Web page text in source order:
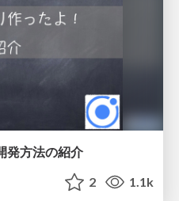
発方法の紹介
2 1.1k